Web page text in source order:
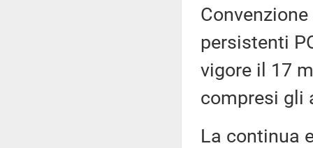
persistenti
vigore il 17
compresi gli
La continua